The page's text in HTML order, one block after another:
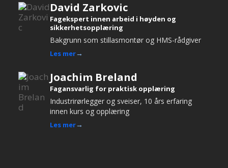
David Zarkovic
Fagekspert innen arbeid i høyden og
sikkerhetsopplæring
Bakgrunn som stillasmontør og HMS-rådgiver
Les mer
Joachim Breland
Fagansvarlig for praktisk opplæring
Industrirørlegger og sveiser, 10 års erfaring
innen kurs og opplæring
Les mer